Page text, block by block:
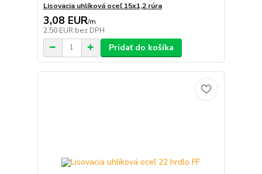
Lisovacia uhlíková oceľ 15x1,2 rúra
3,08 EUR/m
2,50 EUR bez DPH
Pridať do košíka